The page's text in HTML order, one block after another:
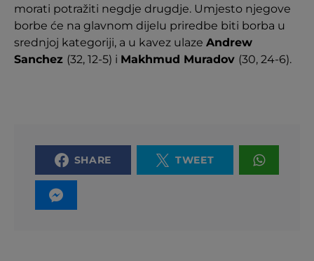
morati potražiti negdje drugdje. Umjesto njegove
borbe će na glavnom dijelu priredbe biti borba u
srednjoj kategoriji, a u kavez ulaze Andrew
Sanchez (32, 12-5) i Makhmud Muradov (30, 24-6).
SHARE TWEET